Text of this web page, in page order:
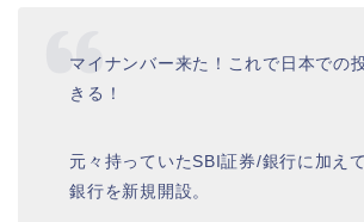
マイナンバー来た！これで日本での
きる！
元々持っていたSBI証券/銀行に加え
銀行を新規開設。